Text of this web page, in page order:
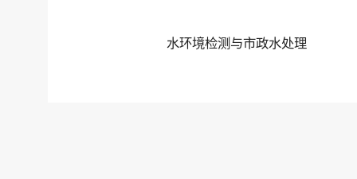
水环境检测与市政水处理